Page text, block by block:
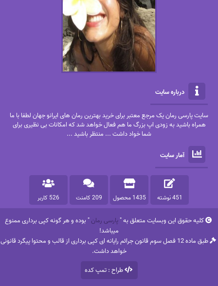
درباره سایت
سایت پارسی رمان یک مرجع معتبر برای خرید بهترین رمان های ایرانو جهان لطفا با ما
همراه باشید به زودی اپ بزرگ ما هم فعال خواهد شد که امکانات بی نظیری برای
شما خواد داشت ... منتظر باشید ...
آمار سایت
451 نوشته 1435 محصول 209 کامنت 526 کاربر
کلیه حقوق این وبسایت متعلق به "پارسی رمان" بوده و هر گونه کپی برداری ممنوع
میباشد!
طبق ماده 12 فصل سوم قانون جرائم رایانه ای کپی برداری از قالب و محتوا پیگرد قانونی
خواهد داشت.
طراح : تمپ کده